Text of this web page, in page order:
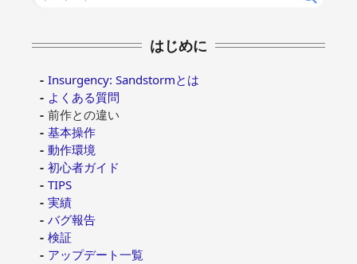
はじめに
Insurgency: Sandstormとは
よくある質問
前作との違い
基本操作
動作環境
初心者ガイド
TIPS
実績
バグ報告
検証
アップデート一覧